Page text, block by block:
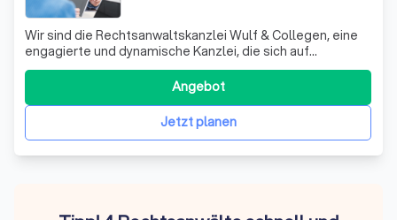
Wir sind die Rechtsanwaltskanzlei Wulf & Collegen, eine
engagierte und dynamische Kanzlei, die sich auf
verschiedene Rechtsgebiete spezialisiert hat. Wir
glauben fest daran, dass unsere Arbeit mehr ist als nur ein
Mittel zum Zweck. Wir sehen unseren Beruf als einen
spannenden Teil unseres Lebens und
Jetzt planen
Angebot